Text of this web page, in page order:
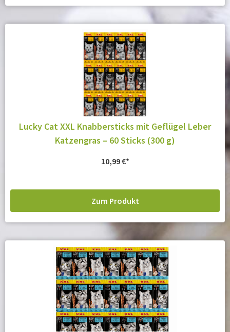
Lucky Cat XXL Knabbersticks mit Geflügel Leber
Katzengras – 60 Sticks (300 g)
10,99€
Zum Produkt